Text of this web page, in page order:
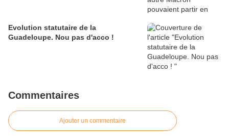
Evolution statutaire de la
Guadeloupe. Nou pas d'acco !
Commentaires
Ajouter un commentaire